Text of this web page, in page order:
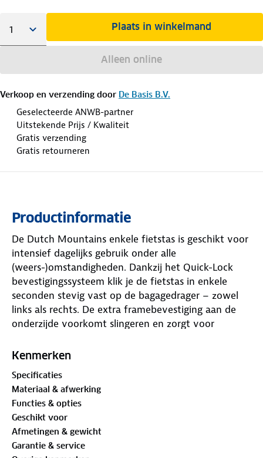
Plaats in winkelmand
Alleen online
Verkoop en verzending door De Basis B.V.
Geselecteerde ANWB-partner
Uitstekende Prijs / Kwaliteit
Gratis verzending
Gratis retourneren
Productinformatie
De Dutch Mountains enkele fietstas is geschikt voor
intensief dagelijks gebruik onder alle
(weers-)omstandigheden. Dankzij het Quick-Lock
bevestigingssysteem klik je de fietstas in enkele
seconden stevig vast op de bagagedrager – zowel
links als rechts. De extra framebevestiging aan de
onderzijde voorkomt slingeren en zorgt voor
(vrachtwagenzeil). Deze waterdichte fietstas met
rugtasfunctie is ideaal voor woon-werkverkeer,
boodschappen, school, sport en langere
fietstochten. Geschikt voor een gewone fiets,
elektrische fiets, e-bike én sportfiets. Reflectoren
rondom zorgen voor zichtbaarheid in het donker.
Kenmerken
Specificaties
Materiaal & afwerking
Functies & opties
Geschikt voor
Afmetingen & gewicht
Garantie & service